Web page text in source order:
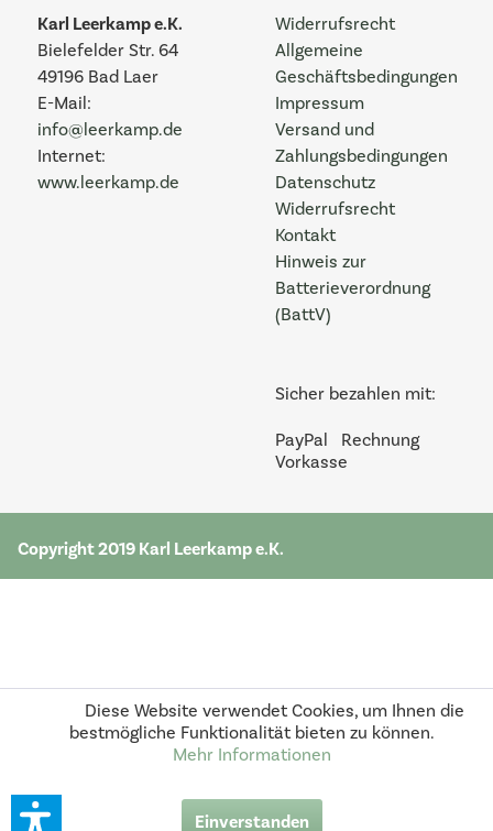
Widerrufsrecht
Allgemeine
Geschäftsbedingungen
Impressum
Versand und
Zahlungsbedingungen
Datenschutz
Widerrufsrecht
Kontakt
Hinweis zur
Batterieverordnung
(BattV)
Sicher bezahlen mit:
PayPal
Rechnung
Vorkasse
Karl Leerkamp e.K.
Bielefelder Str. 64
49196 Bad Laer
E-Mail:
info@leerkamp.de
Internet:
www.leerkamp.de
Copyright 2019 Karl Leerkamp e.K.
Diese Website verwendet Cookies, um Ihnen die
bestmögliche Funktionalität bieten zu können.
Mehr Informationen
Einverstanden